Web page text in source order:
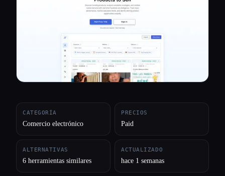
CATEGORÍA
Comercio electrónico
PRECIOS
Paid
ALTERNATIVAS
6 herramientas similares
ACTUALIZADO
hace 1 semanas